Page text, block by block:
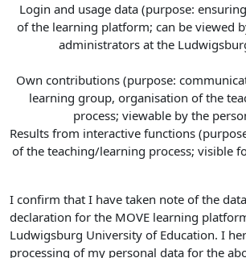
Login and usage data (purpose:
of the learning platform; can be viewed
administrators at the
Own contributions (purpose:
learning group, organisation of the
process; viewable by the
Results from interactive functions
of the teaching/learning process; visible
I confirm that I have taken note of the
declaration for the MOVE learning
Ludwigsburg University of Education. I
processing of my personal data for the